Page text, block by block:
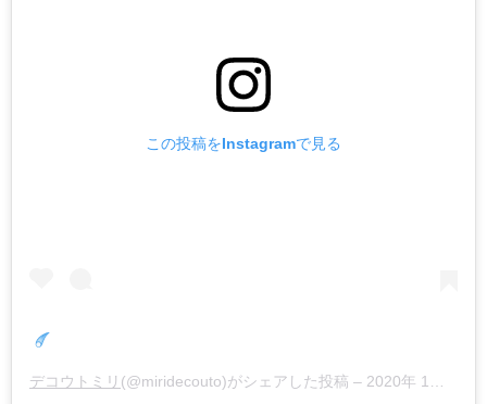
この投稿をInstagramで見る
デコウトミリ (@miridecouto)がシェアした投稿 – 2020年 1月月1日午後9時25分PST